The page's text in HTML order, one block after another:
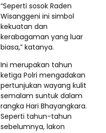
“Seperti sosok Raden
Wisanggeni ini simbol
kekuatan dan
kerabagaman yang luar
biasa,” katanya.
Ini merupakan tahun
ketiga Polri mengadakan
pertunjukan wayang kulit
semalam suntuk dalam
rangka Hari Bhayangkara.
Seperti tahun-tahun
sebelumnya, lakon